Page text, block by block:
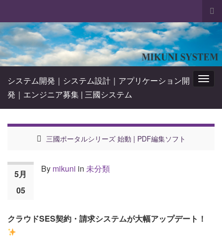
Search for:
システム開発｜システム設計｜アプリケーション開
発｜エンジニア募集 | 三國システム
三國ポータルシリーズ 始動 | PDF編集ソフト
5月
05
By mikuni in 未分類
クラウドSES契約・請求システムが大幅アップデート！